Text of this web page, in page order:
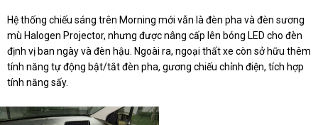
Hệ thống chiếu sáng trên Morning mới vẫn là đèn pha và đèn sương
mù Halogen Projector, nhưng được nâng cấp lên bóng LED cho đèn
định vị ban ngày và đèn hậu. Ngoài ra, ngoại thất xe còn sở hữu thêm
tính năng tự động bật/tắt đèn pha, gương chiếu chỉnh điện, tích hợp
tính năng sấy.
Nội thất